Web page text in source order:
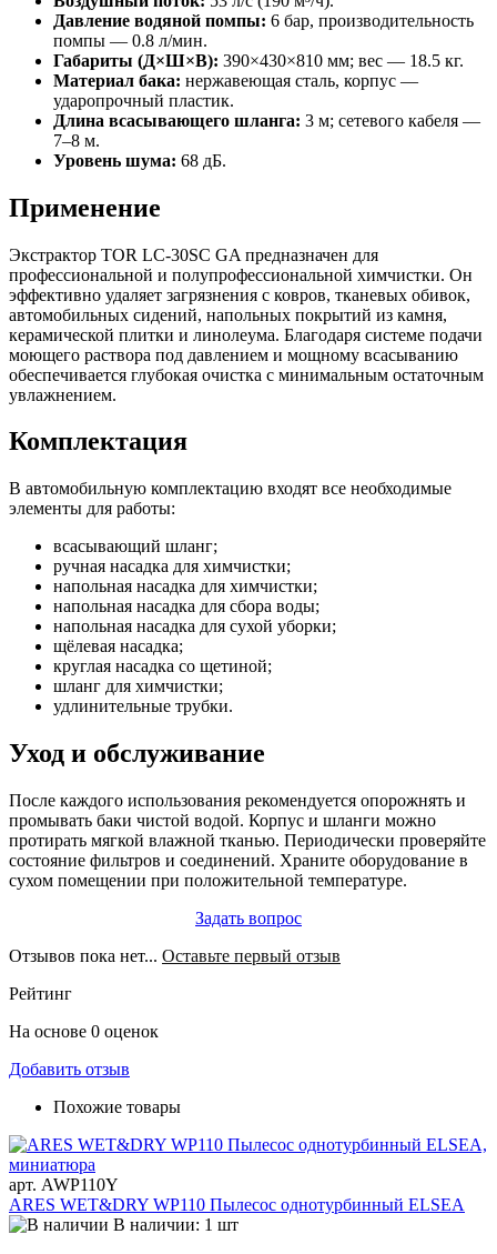
Давление водяной помпы: 6 бар, производительность
помпы — 0.8 л/мин.
Габариты (Д×Ш×В): 390×430×810 мм; вес — 18.5 кг.
Материал бака: нержавеющая сталь, корпус —
ударопрочный пластик.
Длина всасывающего шланга: 3 м; сетевого кабеля —
7–8 м.
Уровень шума: 68 дБ.
Применение
Экстрактор TOR LC-30SC GA предназначен для
профессиональной и полупрофессиональной химчистки. Он
эффективно удаляет загрязнения с ковров, тканевых обивок,
автомобильных сидений, напольных покрытий из камня,
керамической плитки и линолеума. Благодаря системе подачи
моющего раствора под давлением и мощному всасыванию
обеспечивается глубокая очистка с минимальным остаточным
увлажнением.
Комплектация
В автомобильную комплектацию входят все необходимые
элементы для работы:
всасывающий шланг;
ручная насадка для химчистки;
напольная насадка для химчистки;
напольная насадка для сбора воды;
напольная насадка для сухой уборки;
щёлевая насадка;
круглая насадка со щетиной;
шланг для химчистки;
удлинительные трубки.
Уход и обслуживание
После каждого использования рекомендуется опорожнять и
промывать баки чистой водой. Корпус и шланги можно
протирать мягкой влажной тканью. Периодически проверяйте
состояние фильтров и соединений. Храните оборудование в
сухом помещении при положительной температуре.
Задать вопрос
Отзывов пока нет... Оставьте первый отзыв
Рейтинг
На основе 0 оценок
Добавить отзыв
Похожие товары
арт. AWP110Y
ARES WET&DRY WP110 Пылесос однотурбинный ELSEA
В наличии: 1 шт